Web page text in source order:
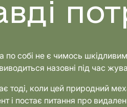
по собі не є чимось
назовні під час
тоді, коли цей природний
і постає питання про